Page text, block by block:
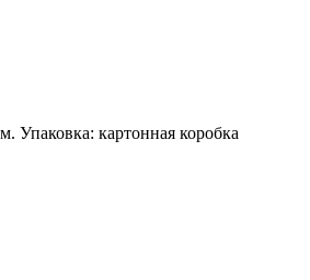
Упаковка: картонная коробка